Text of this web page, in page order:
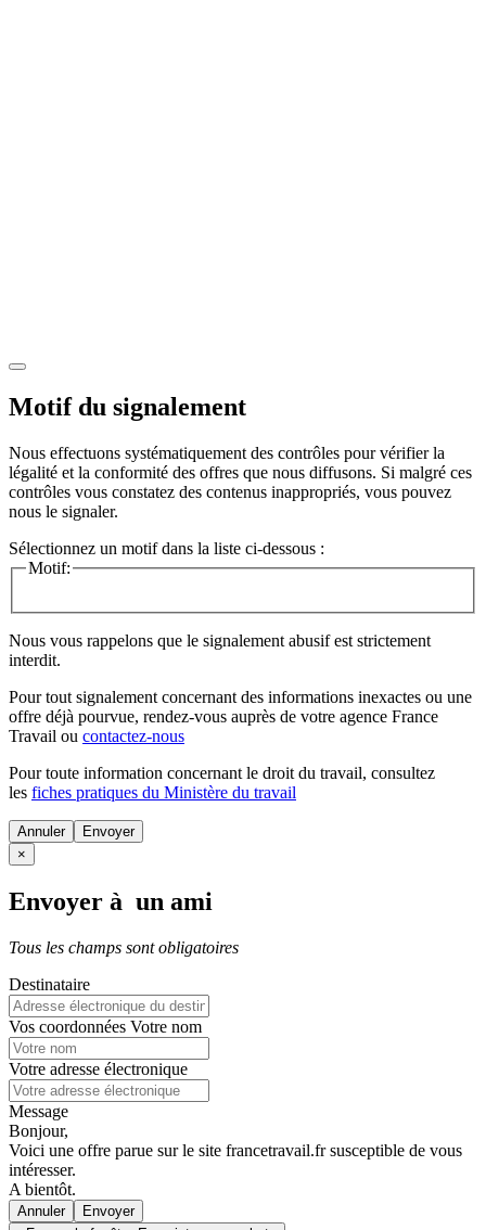
Motif du signalement
Nous effectuons systématiquement des contrôles pour vérifier la
légalité et la conformité des offres que nous diffusons. Si malgré ces
contrôles vous constatez des contenus inappropriés, vous pouvez
nous le signaler.
Sélectionnez un motif dans la liste ci-dessous :
Motif:
Nous vous rappelons que le signalement abusif est strictement
interdit.
Pour tout signalement concernant des informations inexactes ou une
offre déjà pourvue, rendez-vous auprès de votre agence France
Travail ou contactez-nous
Pour toute information concernant le droit du travail, consultez
les fiches pratiques du Ministère du travail
Annuler
×
Envoyer à un ami
Tous les champs sont obligatoires
Destinataire
Vos coordonnées Votre nom
Votre adresse électronique
Message
Bonjour,
Voici une offre parue sur le site francetravail.fr susceptible de vous
intéresser.
A bientôt.
Annuler